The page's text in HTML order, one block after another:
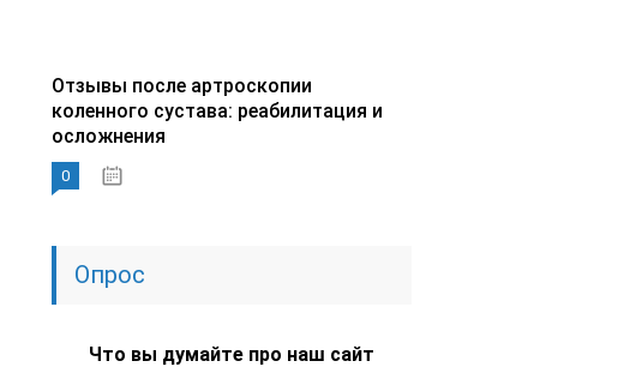
Отзывы после артроскопии
коленного сустава: реабилитация и
осложнения
0
Опрос
Что вы думайте про наш сайт